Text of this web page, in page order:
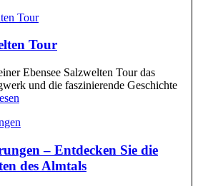
Tour
Ebensee Salzwelten Tour das
und die faszinierende Geschichte
– Entdecken Sie die
des Almtals